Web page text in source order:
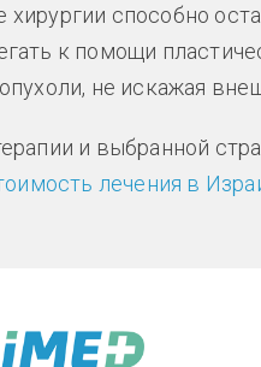
хирургии способно
к помощи
не искажая
и выбранной
лечения в